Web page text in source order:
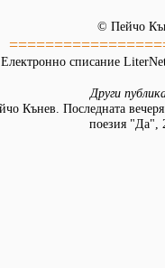
© Пейчо
списание
Други
Кънев. Последната
поезия "Да",